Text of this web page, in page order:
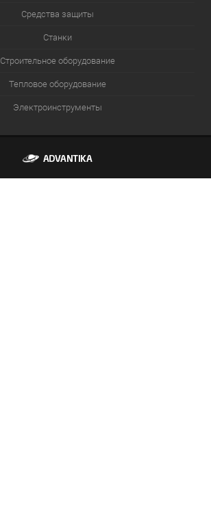
Средства защиты
Станки
Строительное оборудование
Тепловое оборудование
Электроинструменты